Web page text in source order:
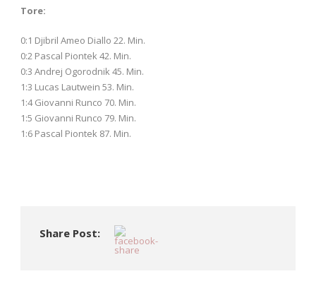
Tore:
0:1 Djibril Ameo Diallo 22. Min.
0:2 Pascal Piontek 42. Min.
0:3 Andrej Ogorodnik 45. Min.
1:3 Lucas Lautwein 53. Min.
1:4 Giovanni Runco 70. Min.
1:5 Giovanni Runco 79. Min.
1:6 Pascal Piontek 87. Min.
Share Post: